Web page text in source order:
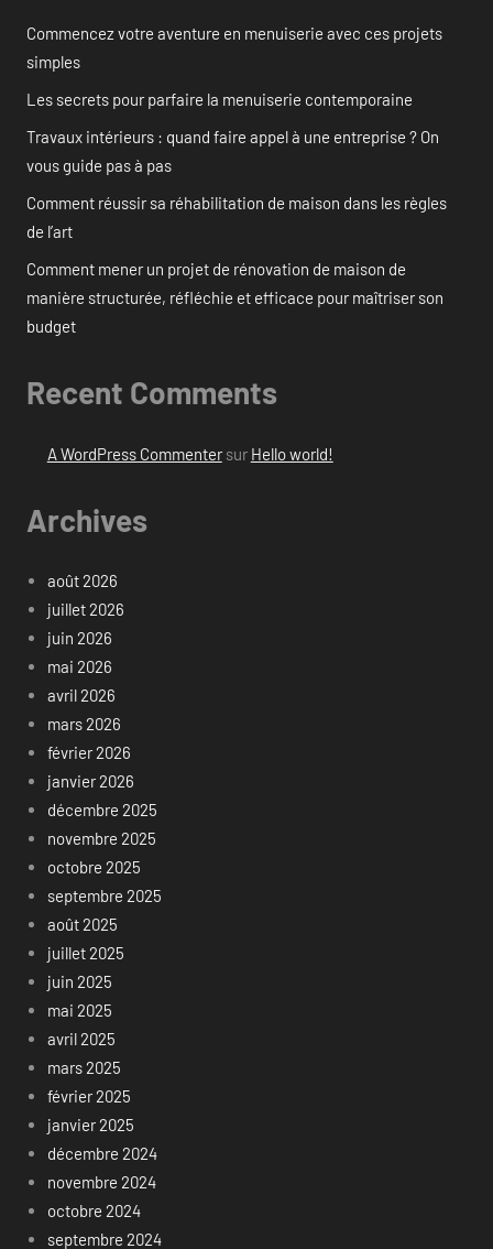
Commencez votre aventure en menuiserie avec ces projets
simples
Les secrets pour parfaire la menuiserie contemporaine
Travaux intérieurs : quand faire appel à une entreprise ? On
vous guide pas à pas
Comment réussir sa réhabilitation de maison dans les règles
de l’art
Comment mener un projet de rénovation de maison de
manière structurée, réfléchie et efficace pour maîtriser son
budget
Recent Comments
A WordPress Commentersur Hello world!
Archives
août 2026
juillet 2026
juin 2026
mai 2026
avril 2026
mars 2026
février 2026
janvier 2026
décembre 2025
novembre 2025
octobre 2025
septembre 2025
août 2025
juillet 2025
juin 2025
mai 2025
avril 2025
mars 2025
février 2025
janvier 2025
décembre 2024
novembre 2024
octobre 2024
septembre 2024